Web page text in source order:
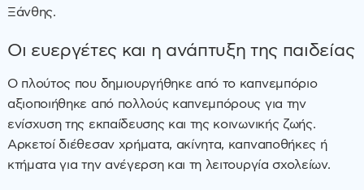
Ξάνθης.
Οι ευεργέτες και η ανάπτυξη της παιδείας
Ο πλούτος που δημιουργήθηκε από το καπνεμπόριο
αξιοποιήθηκε από πολλούς καπνεμπόρους για την
ενίσχυση της εκπαίδευσης και της κοινωνικής ζωής.
Αρκετοί διέθεσαν χρήματα, ακίνητα, καπναποθήκες ή
κτήματα για την ανέγερση και τη λειτουργία σχολείων.